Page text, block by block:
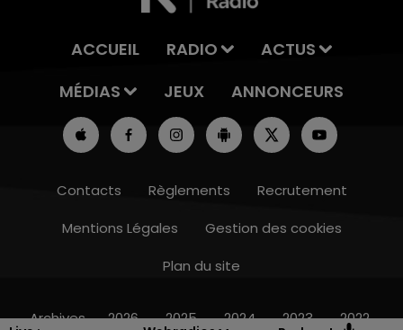
11h00 - 16h00
ACCUEIL RADIO
ACTUS
MÉDIAS
JEUX ANNONCEURS
Contacts Règlements
Recrutement
Mentions Légales
Gestion des cookies
Plan du site
Archives 2026 2025 2024 2023 2022